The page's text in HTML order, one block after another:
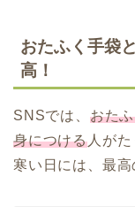
おたふく手袋
高！
SNSでは、 おた
身につける 人が
寒い日には、最高